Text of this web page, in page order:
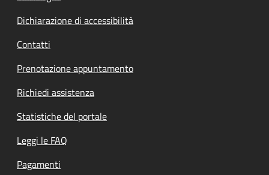
Dichiarazione di accessibilità
Contatti
Prenotazione appuntamento
Richiedi assistenza
Statistiche del portale
Leggi le FAQ
Pagamenti